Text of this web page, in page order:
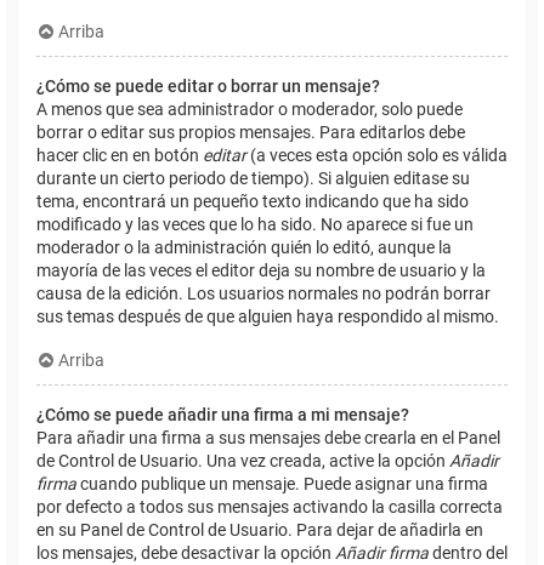
Arriba
¿Cómo se puede editar o borrar un mensaje?
A menos que sea administrador o moderador, solo puede
borrar o editar sus propios mensajes. Para editarlos debe
hacer clic en en botón editar(a veces esta opción solo es válida
durante un cierto periodo de tiempo). Si alguien editase su
tema, encontrará un pequeño texto indicando que ha sido
modificado y las veces que lo ha sido. No aparece si fue un
moderador o la administración quién lo editó, aunque la
mayoría de las veces el editor deja su nombre de usuario y la
causa de la edición. Los usuarios normales no podrán borrar
sus temas después de que alguien haya respondido al mismo.
Arriba
¿Cómo se puede añadir una firma a mi mensaje?
Para añadir una firma a sus mensajes debe crearla en el Panel
de Control de Usuario. Una vez creada, active la opción Añadir
firmacuando publique un mensaje. Puede asignar una firma
por defecto a todos sus mensajes activando la casilla correcta
en su Panel de Control de Usuario. Para dejar de añadirla en
los mensajes, debe desactivar la opción Añadir firmadentro del